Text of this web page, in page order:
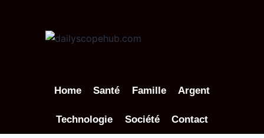
Home Santé Famille Argent
Technologie Société Contact